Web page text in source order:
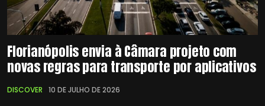
Florianópolis envia à Câmara projeto com
novas regras para transporte por aplicativos
DISCOVER 10 DE JULHO DE 2026